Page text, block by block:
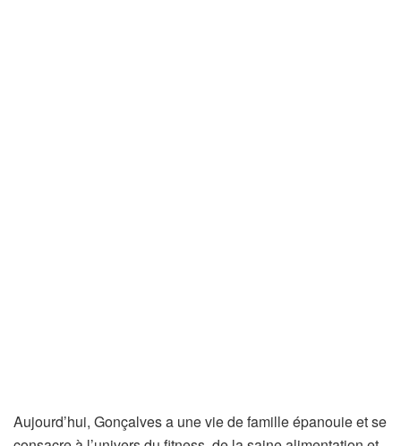
Aujourd’hui, Gonçalves a une vie de famille épanouie et se